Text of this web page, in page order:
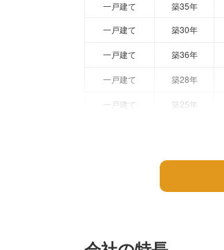
一戸建て 築35年
一戸建て
築30年
一戸建て 築36年
一戸建て 築28年
一戸建て 築25年